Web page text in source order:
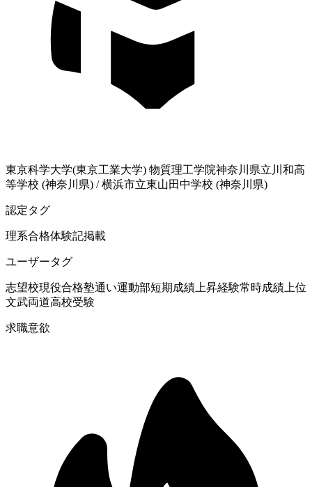
東京科学大学(東京工業大学) 物質理工学院神奈川県立川和高
等学校 (神奈川県) /横浜市立東山田中学校 (神奈川県)
認定タグ
理系合格体験記掲載
ユーザータグ
志望校現役合格塾通い運動部短期成績上昇経験常時成績上位
文武両道高校受験
求職意欲